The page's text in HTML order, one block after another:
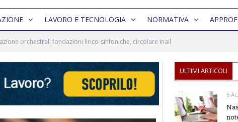
LAVORO E TECNOLOGIA NORMATIVA
orchestrali fondazioni lirico-sinfoniche, circolare Inail
ULTIMI ARTICOLI
6